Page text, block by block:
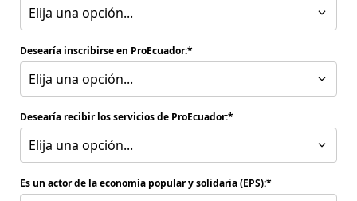
Elija una opción...
Desearía inscribirse en ProEcuador:
Elija una opción...
Desearía recibir los servicios de ProEcuador:
Elija una opción...
Es un actor de la economía popular y solidaria (EPS):